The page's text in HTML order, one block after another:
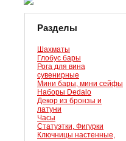
Разделы
Шахматы
Глобус бары
Рога для вина
сувенирные
Мини бары, мини сейфы
Наборы Dedalo
Декор из бронзы и
латуни
Часы
Статуэтки, Фигурки
Ключницы настенные,